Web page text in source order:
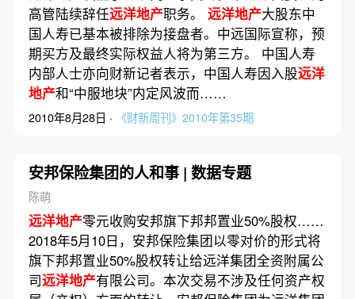
高管陆续辞任远洋地产职务。 远洋地产大股东中
国人寿已基本被排除为接盘者。中远国际宣称，预
期买方及最终实际权益人将为第三方。 中国人寿
内部人士亦向财新记者表示，中国人寿因入股远洋
地产和“中服地块”内定风波而……
2010年8月28日 · 《财新周刊》2010年第35期
安邦保险集团的人和事 | 数据专题
陈萌
远洋地产零元收购安邦旗下邦邦置业50%股权……
2018年5月10日，安邦保险集团以零对价的形式将
旗下邦邦置业50%股权转让给远洋集团全资附属公
司远洋地产有限公司。本次交易不涉及任何资产权